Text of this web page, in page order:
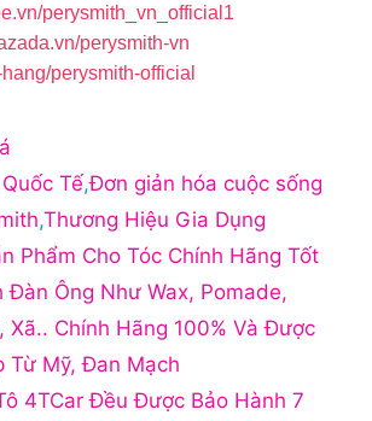
perysmith_vn_official1
perysmith-vn
perysmith-official
Tế,Đơn giản hóa cuộc sống
,Thương Hiệu Gia Dụng
Phẩm Cho Tóc Chính Hãng Tốt
Đàn Ông Như Wax, Pomade,
Xã.. Chính Hãng 100% Và Được
Từ Mỹ, Đan Mạch
4TCar Đều Được Bảo Hành 7